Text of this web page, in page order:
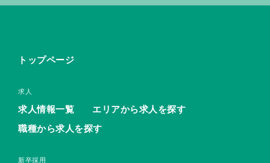
トップページ
求人
求人情報一覧
エリアから求人を探す
職種から求人を探す
新卒採用